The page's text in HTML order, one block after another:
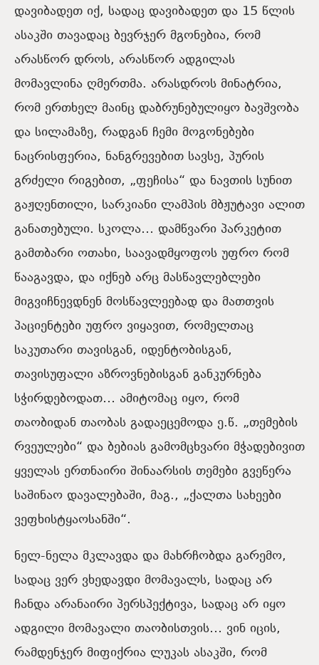
დავიბადეთ იქ, სადაც დავიბადეთ და 15 წლის
ასაკში თავადაც ბევრჯერ მგონებია, რომ
არასწორ დროს, არასწორ ადგილას
მომავლინა ღმერთმა. არასდროს მინატრია,
რომ ერთხელ მაინც დაბრუნებულიყო ბავშვობა
და სილამაზე, რადგან ჩემი მოგონებები
ნაცრისფერია, ნანგრევებით სავსე, პურის
გრძელი რიგებით, „ფეჩისა“ და ნავთის სუნით
გაჟღენთილი, სარკიანი ლამპის მბჟუტავი ალით
განათებული. სკოლა… დამწვარი პარკეტით
გამთბარი ოთახი, საავადმყოფოს უფრო რომ
წააგავდა, და იქნებ არც მასწავლებლები
მიგვიჩნევდნენ მოსწავლეებად და მათთვის
პაციენტები უფრო ვიყავით, რომელთაც
საკუთარი თავისგან, იდენტობისგან,
თავისუფალი აზროვნებისგან განკურნება
სჭირდებოდათ… ამიტომაც იყო, რომ
თაობიდან თაობას გადაეცემოდა ე.წ. „თემების
რვეულები“ და ბებიას გამომცხვარი მჭადებივით
ყველას ერთნაირი შინაარსის თემები გვეწერა
საშინაო დავალებაში, მაგ., „ქალთა სახეები
ვეფხისტყაოსანში“.
ნელ-ნელა მკლავდა და მახრჩობდა გარემო,
სადაც ვერ ვხედავდი მომავალს, სადაც არ
ჩანდა არანაირი პერსპექტივა, სადაც არ იყო
ადგილი მომავალი თაობისთვის… ვინ იცის,
რამდენჯერ მიფიქრია ლუკას ასაკში, რომ